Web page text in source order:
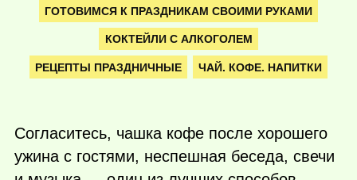
ГОТОВИМСЯ К ПРАЗДНИКАМ СВОИМИ РУКАМИ
КОКТЕЙЛИ С АЛКОГОЛЕМ
РЕЦЕПТЫ ПРАЗДНИЧНЫЕ ЧАЙ. КОФЕ. НАПИТКИ
Согласитесь, чашка кофе после хорошего
ужина с гостями, неспешная беседа, свечи